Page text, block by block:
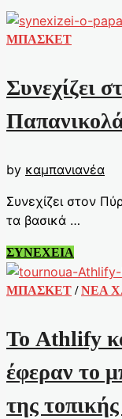
ΜΠΑΣΚΕΤ
Συνεχίζει
by καμπανιανέα
Συνεχίζει στον
τα βασικά …
Συνεχίζει
στον
Πύργο
Παπανικολάου
ΣΥΝΕΧΕΙΑ
ΜΠΑΣΚΕΤ /ΝΕΑ
Το Athlify
έφεραν το
της